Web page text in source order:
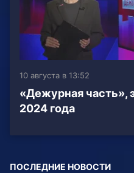
10 августа в 13:52
«Дежурная часть»,
2024 года
ПОСЛЕДНИЕ НОВОСТИ